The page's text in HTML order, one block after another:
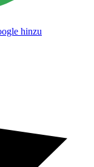
hinzu